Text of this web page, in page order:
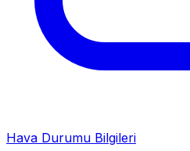
Hava Durumu Bilgileri